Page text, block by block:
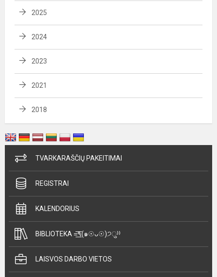
2025
2024
2023
2021
2018
TVARKARAŠČIŲ PAKEITIMAI
REGISTRAI
KALENDORIUS
BIBLIOTEKA =͟͟͞͞٩(๑☉ᴗ☉)੭ु⁾⁾
LAISVOS DARBO VIETOS